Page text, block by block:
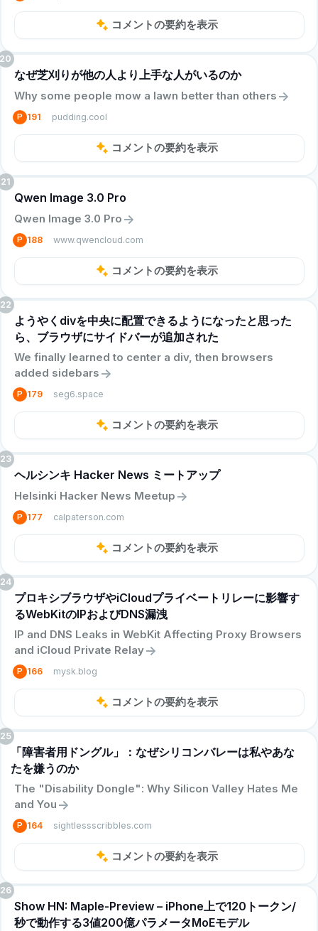
コメントの要約を表示
20
なぜ芝刈りが他の人より上手な人がいるのか
Why some people mow a lawn better than others ->
P 191 pudding.cool
コメントの要約を表示
21
Qwen Image 3.0 Pro
Qwen Image 3.0 Pro ->
P 188 www.qwencloud.com
コメントの要約を表示
22
ようやくdivを中央に配置できるようになったと思った
ら、ブラウザにサイドバーが追加された
We finally learned to center a div, then browsers
added sidebars ->
P 179 seg6.space
コメントの要約を表示
23
ヘルシンキ Hacker News ミートアップ
Helsinki Hacker News Meetup ->
P 177 calpaterson.com
コメントの要約を表示
24
プロキシブラウザやiCloudプライベートリレーに影響す
るWebKitのIPおよびDNS漏洩
IP and DNS Leaks in WebKit Affecting Proxy Browsers
and iCloud Private Relay->
P 166 mysk.blog
コメントの要約を表示
25
「障害者用ドングル」：なぜシリコンバレーは私やあな
たを嫌うのか
The "Disability Dongle": Why Silicon Valley Hates Me
and You ->
P 164 sightlessscribbles.com
コメントの要約を表示
26
Show HN: Maple-Preview – iPhone上で120トークン/
秒で動作する3値200億パラメータMoEモデル